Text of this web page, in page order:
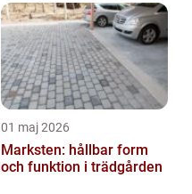
01 maj 2026
Marksten: hållbar form
och funktion i trädgården